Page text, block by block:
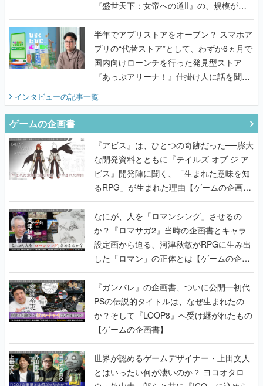
『盛世天下：女帝への道II』の、規模が違
うこだわりをプロデューサーに聞いた
半年でアプリストアをオープン？ スマホア
プリの“代替ストア”として、わずか6ヵ月で
国内向けローンチを行った発見型ストア
『あっぷアリーナ！』仕掛け人に話を聞い
インタビューの記事一覧
ゲームの企画書
『アビス』は、ひとつの奇跡だった──膨大
な開発資料とともに『テイルズ オブ ジ ア
ビス』開発陣に聞く、「生まれた意味を知
るRPG」が生まれた理由【ゲームの企画
書】
なにが、人を「ロマンシング」させるの
か？『ロマサガ2』当時の企画書とキャラ
設定画から迫る、河津秋敏がRPGに生み出
した「ロマン」の正体とは【ゲームの企画
書】
『ガンパレ』の企画書、ついに公開━初代
PSの伝説的タイトルは、なぜ生まれたの
か？そして『LOOP8』へ受け継がれたもの
【ゲームの企画書】
世界が認めるゲームデザイナー・上田文人
とはいったい何が凄いのか？ ヨコオタロ